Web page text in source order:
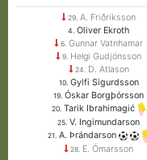
29. A. Friðriksson
4. Oliver Ekroth
6. Gunnar Vatnhamar
9. Helgi Gudjónsson
24. D. Atlason
10.Gylfi Sigurdsson
19. Óskar Borgþórsson
20.Tarik Ibrahimagić
25. V. Ingimundarson
21.A. Þrándarson
28. E. Ómarsson